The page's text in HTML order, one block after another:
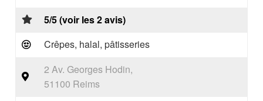
5/5 (voir les 2 avis)
Crêpes, halal, pâtisseries
2 Av. Georges Hodin,
51100 Reims